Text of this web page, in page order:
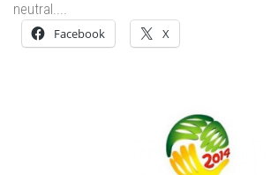
neutral....
Facebook X